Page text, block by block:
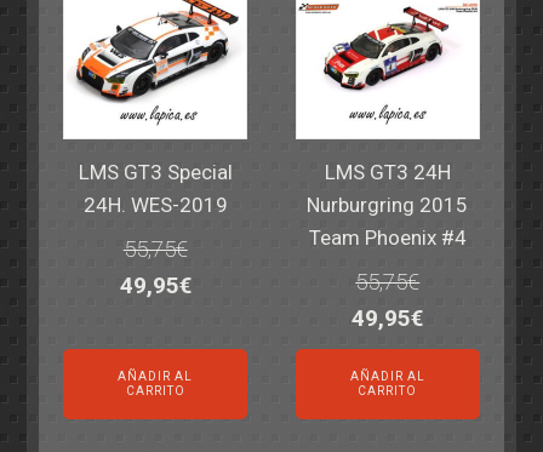
LMS GT3 Special
24H. WES-2019
55,75€
El
original
era:
49,95€El
actual
AÑADIR AL
CARRITO
LMS GT3 24H
Nurburgring 2015
Team Phoenix #4
55,75€
El
precio
original
era:
49,95€El
precio
actual
es:
AÑADIR AL
CARRITO